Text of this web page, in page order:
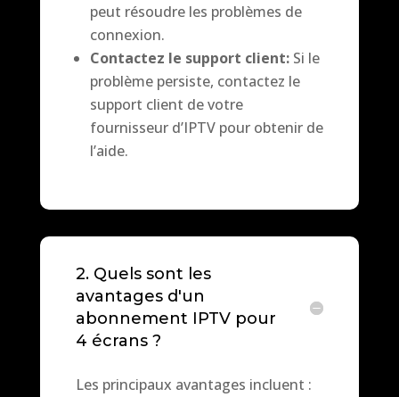
peut résoudre les problèmes de
connexion.
Contactez le support client:Si le
problème persiste, contactez le
support client de votre
fournisseur d’IPTV pour obtenir de
l’aide.
2. Quels sont les
avantages d'un
abonnement IPTV pour
4 écrans ?
Les principaux avantages incluent :